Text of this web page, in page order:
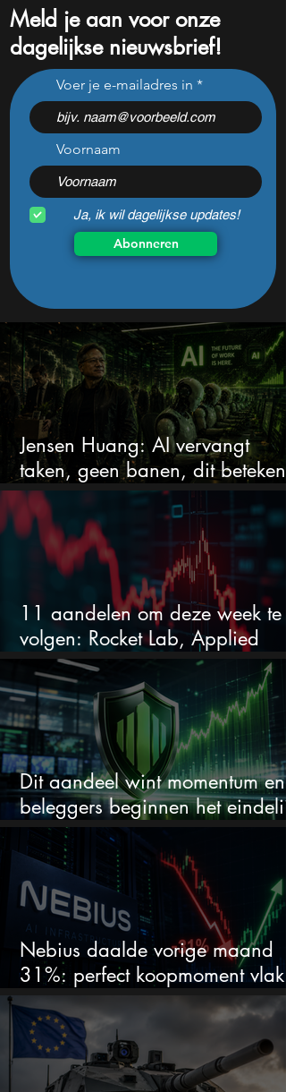
11 aandelen om deze week
te volgen: Rocket Lab,
Applied Materials en de
zwaarste AI-test
Meld je aan voor onze
dagelijkse nieuwsbrief!
Voer je e-mailadres in
Voornaam
Ja, ik wil dagelijkse updates!
Abonneren
Jensen Huang: AI vervangt
taken, geen banen, dit betekent
het voor AI-aandelen
11 aandelen om deze week te
volgen: Rocket Lab, Applied
Materials en de zwaarste AI-test
Dit aandeel wint momentum en
beleggers beginnen het eindelijk
te zien
Nebius daalde vorige maand
31%: perfect koopmoment vlak
voor kwartaalcijfers?